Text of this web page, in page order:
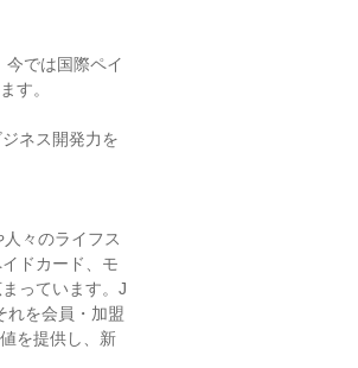
では国際ペイ
す。
ネス開発力を
々のライフス
ドカード、モ
っています。J
れを会員・加盟
を提供し、新